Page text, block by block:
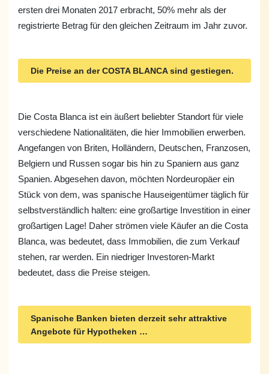
ersten drei Monaten 2017 erbracht, 50% mehr als der
registrierte Betrag für den gleichen Zeitraum im Jahr zuvor.
Die Preise an der COSTA BLANCA sind gestiegen.
Die Costa Blanca ist ein äußert beliebter Standort für viele
verschiedene Nationalitäten, die hier Immobilien erwerben.
Angefangen von Briten, Holländern, Deutschen, Franzosen,
Belgiern und Russen sogar bis hin zu Spaniern aus ganz
Spanien. Abgesehen davon, möchten Nordeuropäer ein
Stück von dem, was spanische Hauseigentümer täglich für
selbstverständlich halten: eine großartige Investition in einer
großartigen Lage! Daher strömen viele Käufer an die Costa
Blanca, was bedeutet, dass Immobilien, die zum Verkauf
stehen, rar werden. Ein niedriger Investoren-Markt
bedeutet, dass die Preise steigen.
Spanische Banken bieten derzeit sehr attraktive
Angebote für Hypotheken …